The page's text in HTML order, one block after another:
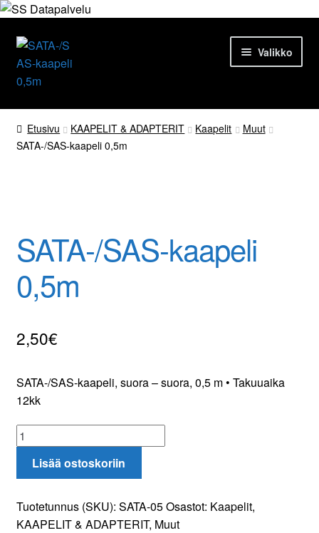
Siirry
navigointiin
Siirry
sisältöön
Valikko
Etusivu
Tuotteet
Yrityksestä
Yhteydenotto
Oma tili
Etusivu KAAPELIT & ADAPTERIT Kaapelit
Muut
SATA-/SAS-kaapeli 0,5m
SATA-/SAS-kaapeli
0,5m
2,50€
SATA-/SAS-kaapeli, suora – suora, 0,5 m • Takuuaika
12kk
SATA-/SAS-
kaapeli
0,5mLisää ostoskoriin
Tuotetunnus (SKU): SATA-05Osastot: Kaapelit,
KAAPELIT & ADAPTERIT, Muut